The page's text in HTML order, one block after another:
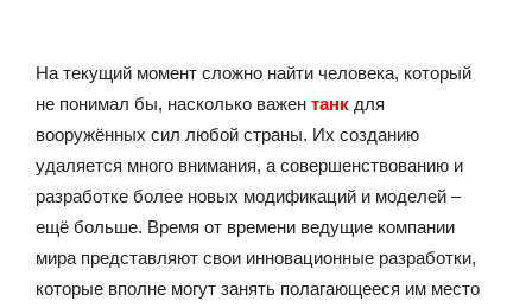
На текущий момент сложно найти человека, который
не понимал бы, насколько важен танк для
вооружённых сил любой страны. Их созданию
удаляется много внимания, а совершенствованию и
разработке более новых модификаций и моделей –
ещё больше. Время от времени ведущие компании
мира представляют свои инновационные разработки,
которые вполне могут занять полагающееся им место